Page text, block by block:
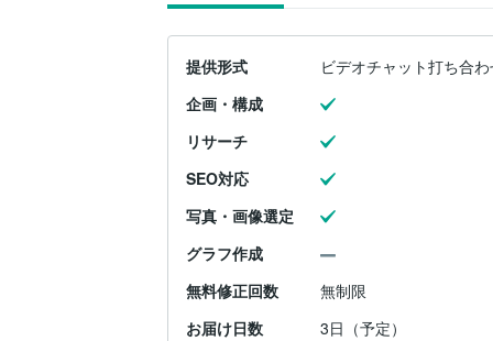
提供形式
ビデオチャット打ち合
企画・構成
リサーチ
SEO対応
写真・画像選定
グラフ作成
無料修正回数
無制限
お届け日数
3日（予定）